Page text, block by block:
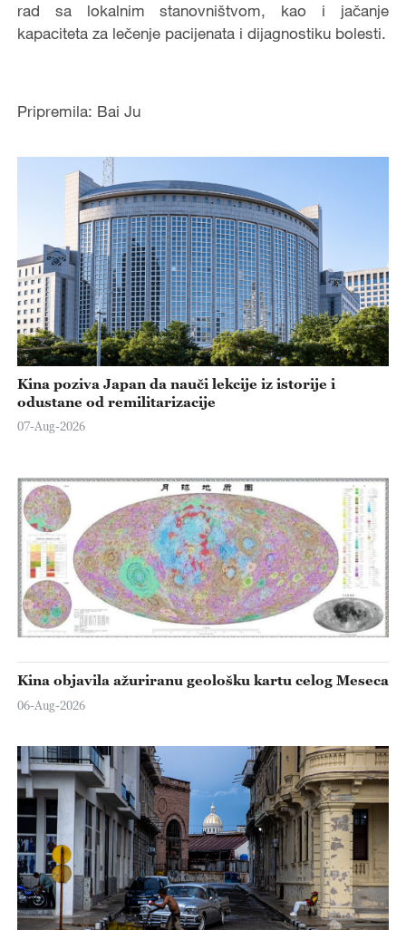
rad sa lokalnim stanovništvom, kao i jačanje
kapaciteta za lečenje pacijenata i dijagnostiku bolesti.
Pripremila: Bai Ju
Kina poziva Japan da nauči lekcije iz istorije i
odustane od remilitarizacije
07-Aug-2026
Kina objavila ažuriranu geološku kartu celog Meseca
06-Aug-2026